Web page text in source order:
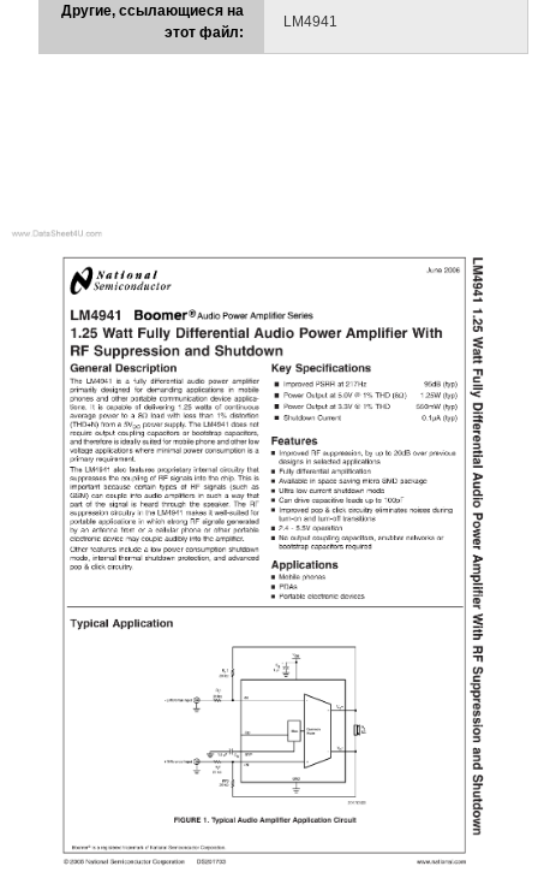
Другие, ссылающиеся на
этот файл:
LM4941